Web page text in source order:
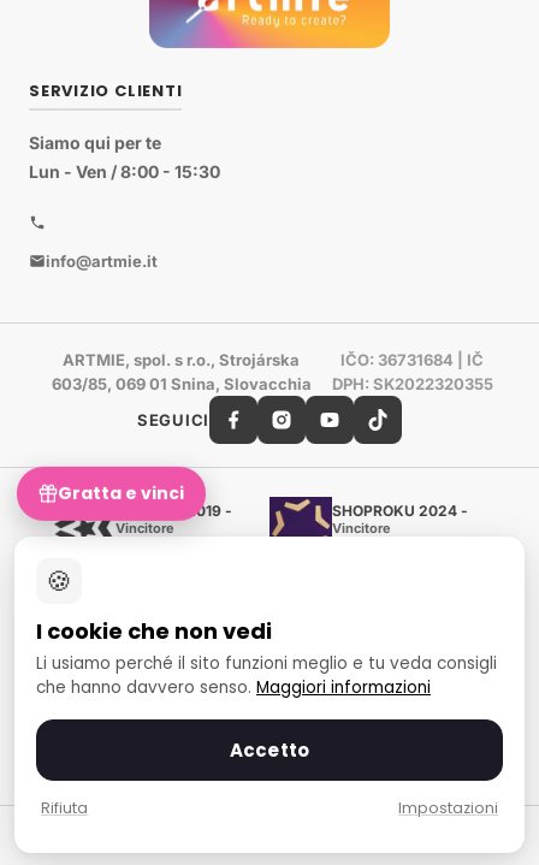
SERVIZIO CLIENTI
Siamo qui per te
Lun - Ven / 8:00 - 15:30
info@artmie.it
ARTMIE, spol. s r.o., Strojárska
603/85, 069 01 Snina, Slovacchia
IČO: 36731684 | IČ
DPH: SK2022320355
SEGUICI
Shoproku 2019 -
Vincitore
SHOPROKU 2024 -
Vincitore
European Art Awards
Organizzatore del concorso
internazionale
Fondo sociale europeo
Occupazione e inclusione
🍪
I cookie che non vedi
Li usiamo perché il sito funzioni meglio e tu veda consigli
che hanno davvero senso. Maggiori informazioni
Accetto
Rifiuta Impostazioni
Gratta e vinci